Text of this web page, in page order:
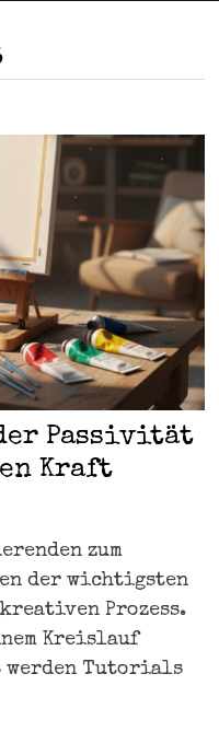
Passivität
Kraft
zum
der wichtigsten
Prozess.
Kreislauf
Tutorials